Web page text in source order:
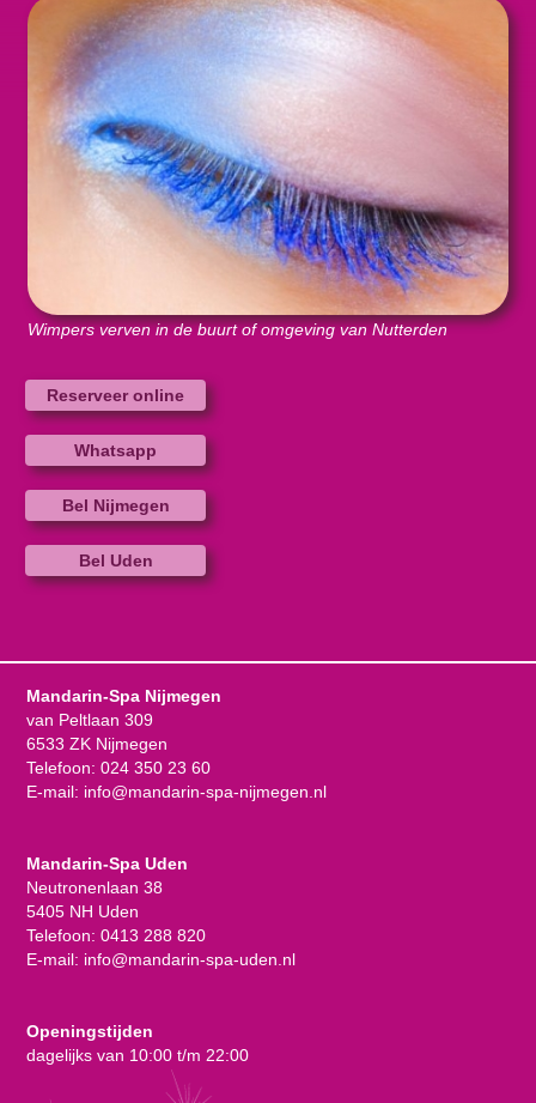
Wimpers verven in de buurt of omgeving van Nutterden
Reserveer online
Whatsapp
Bel Nijmegen
Bel Uden
Mandarin-Spa Nijmegen
van Peltlaan 309
6533 ZK Nijmegen
Telefoon: 024 350 23 60
E-mail: info@mandarin-spa-nijmegen.nl
Mandarin-Spa Uden
Neutronenlaan 38
5405 NH Uden
Telefoon: 0413 288 820
E-mail: info@mandarin-spa-uden.nl
Openingstijden
dagelijks van 10:00 t/m 22:00